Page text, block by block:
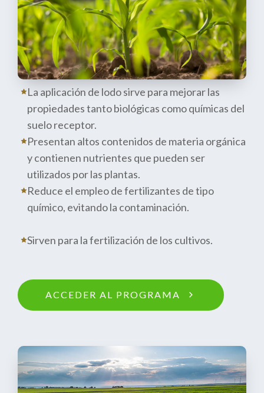
La aplicación de lodo sirve para mejorar las
propiedades tanto biológicas como químicas del
suelo receptor.
Presentan altos contenidos de materia orgánica
y contienen nutrientes que pueden ser
utilizados por las plantas.
Reduce el empleo de fertilizantes de tipo
químico, evitando la contaminación.
Sirven para la fertilización de los cultivos.
ACCEDER AL PROGRAMA